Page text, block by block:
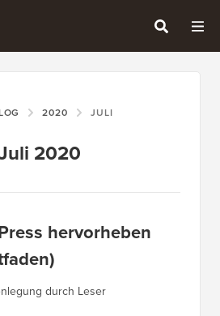
2020 JULI
2020
hervorheben
durch Leser